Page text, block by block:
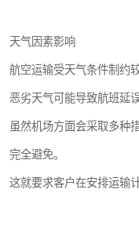
天气因素影响
航空运输受天气条件制约较
恶劣天气可能导致航班延
虽然机场方面会采取多种
完全避免。
这就要求客户在安排运输